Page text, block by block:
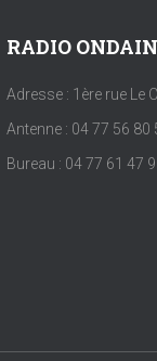
RADIO
Adresse : 1ère rue Le
Antenne : 04 77 56 80
Bureau : 04 77 61 47